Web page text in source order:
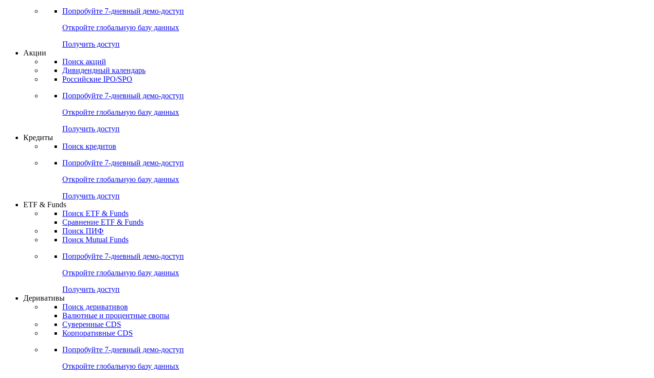
Попробуйте 7-дневный демо-доступ
Откройте глобальную базу данных
Получить доступ
Акции
Поиск акций
Дивидендный календарь
Российские IPO/SPO
Попробуйте 7-дневный демо-доступ
Откройте глобальную базу данных
Получить доступ
Кредиты
Поиск кредитов
Попробуйте 7-дневный демо-доступ
Откройте глобальную базу данных
Получить доступ
ETF & Funds
Поиск ETF & Funds
Сравнение ETF & Funds
Поиск ПИФ
Поиск Mutual Funds
Попробуйте 7-дневный демо-доступ
Откройте глобальную базу данных
Получить доступ
Деривативы
Поиск деривативов
Валютные и процентные свопы
Суверенные CDS
Корпоративные CDS
Попробуйте 7-дневный демо-доступ
Откройте глобальную базу данных